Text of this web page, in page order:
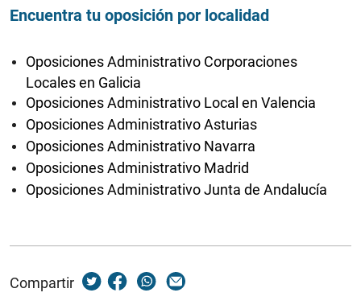
Encuentra tu oposición por localidad
Oposiciones Administrativo Corporaciones
Locales en Galicia
Oposiciones Administrativo Local en Valencia
Oposiciones Administrativo Asturias
Oposiciones Administrativo Navarra
Oposiciones Administrativo Madrid
Oposiciones Administrativo Junta de Andalucía
Compartir